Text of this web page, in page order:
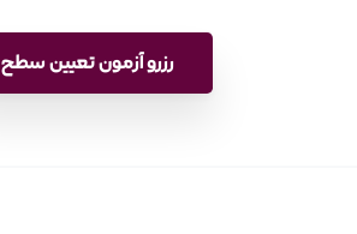
رزرو آزمون تعیین سطح